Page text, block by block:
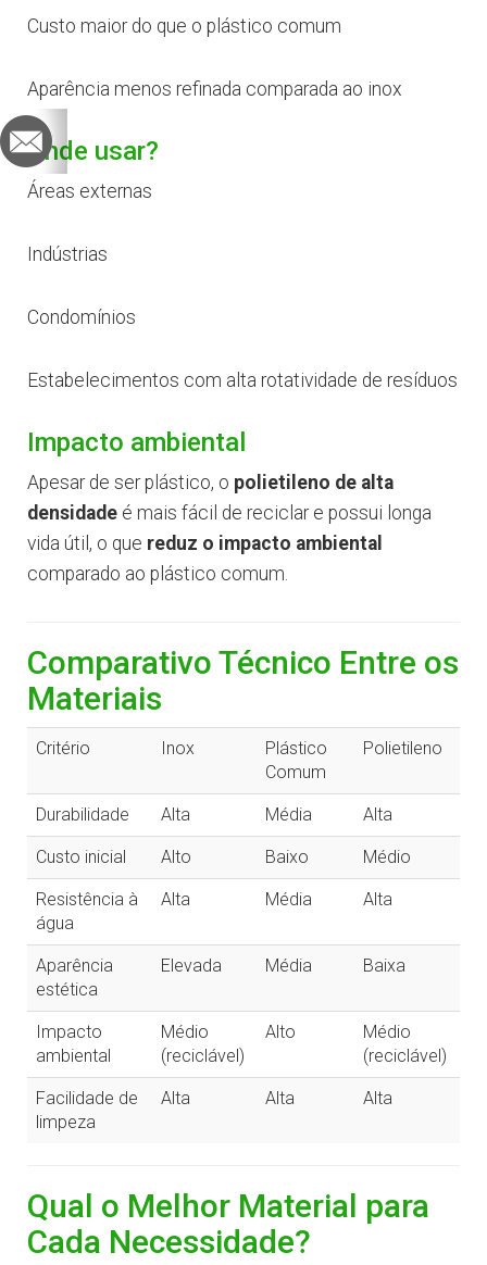
Custo maior do que o plástico comum
Aparência menos refinada comparada ao inox
Onde usar?
Áreas externas
Indústrias
Condomínios
Estabelecimentos com alta rotatividade de resíduos
Impacto ambiental
Apesar de ser plástico, o polietileno de alta
densidade é mais fácil de reciclar e possui longa
vida útil, o que reduz o impacto ambiental
comparado ao plástico comum.
Comparativo Técnico Entre os
Materiais
Critério Inox
Plástico
Comum
Polietileno
Durabilidade Alta Média Alta
Custo inicial Alto Baixo Médio
Resistência à
água
Alta Média Alta
Aparência
estética
Elevada Média Baixa
Impacto
ambiental
Médio
(reciclável)
Alto
Médio
(reciclável)
Facilidade de
limpeza
Alta Alta Alta
Qual o Melhor Material para
Cada Necessidade?